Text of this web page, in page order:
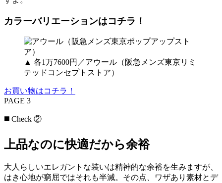
カラーバリエーションはコチラ！
▲ 各1万7600円／アウール（阪急メンズ東京リミ
テッドコンセプトストア）
お買い物はコチラ！
PAGE 3
◼️ Check ②
上品なのに快適だから余裕
大人らしいエレガントな装いは精神的な余裕を生みますが、
はき心地が窮屈ではそれも半減。その点、ワザあり素材とデ